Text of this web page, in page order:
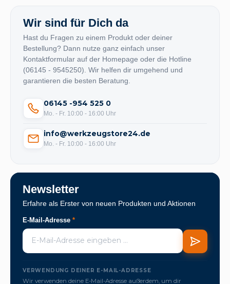
Wir sind für Dich da
Hast du Fragen zu einem Produkt oder deiner
Bestellung? Dann nutze ganz einfach unser
Kontaktformular auf der Homepage oder die Hotline
(06145 - 9545250). Wir helfen dir umgehend und
garantieren die besten Beratung.
06145 -954 525 0
Mo. - Fr. 10:00 - 16:00 Uhr
info@werkzeugstore24.de
Mo. - Fr. 10:00 - 16:00 Uhr
Newsletter
Erfahre als Erster von neuen Produkten und Aktionen
E-Mail-Adresse *
VERWENDUNG DEINER E-MAIL-ADRESSE
Wir verwenden deine E-Mail-Adresse außerdem, um dir